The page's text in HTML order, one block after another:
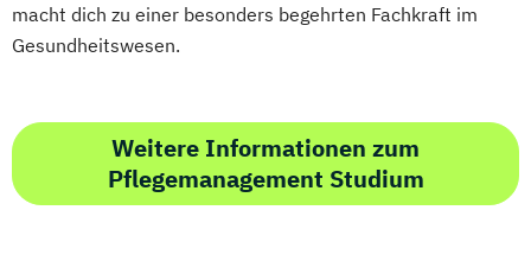
macht dich zu einer besonders begehrten Fachkraft im
Gesundheitswesen.
Weitere Informationen zum
Pflegemanagement Studium